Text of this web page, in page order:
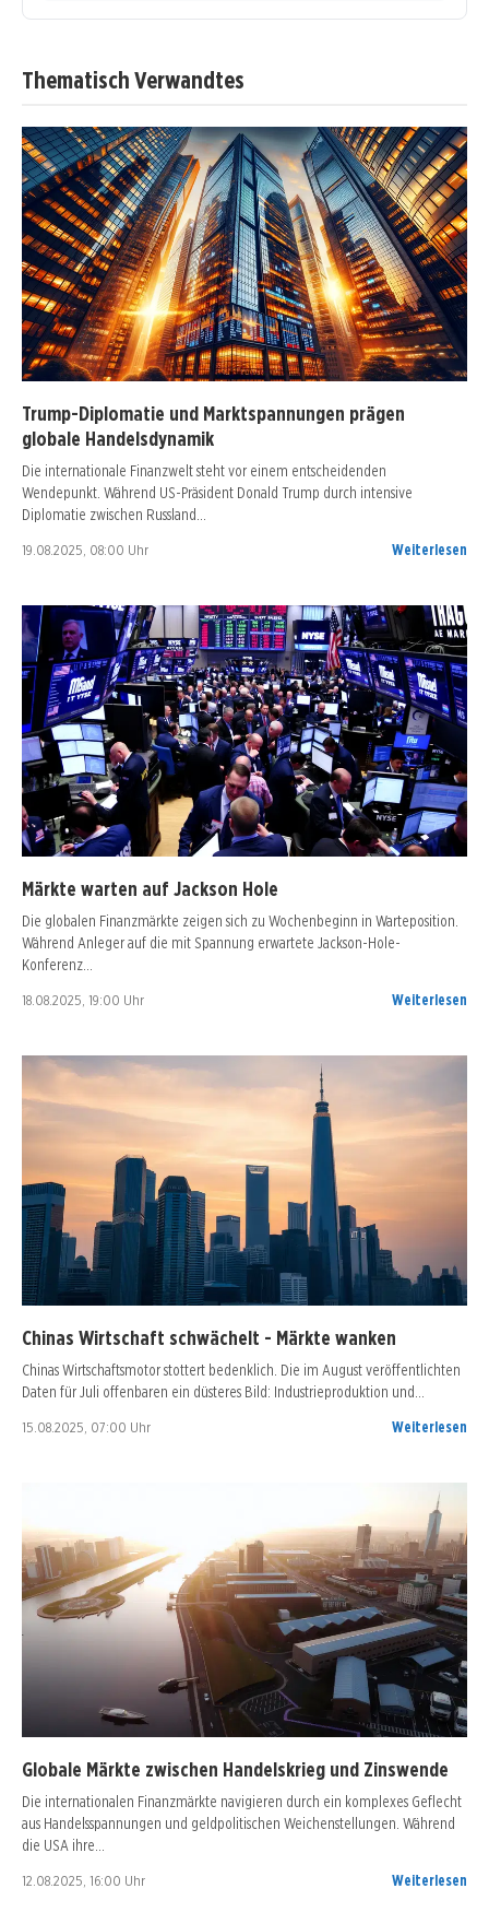
Thematisch Verwandtes
Trump-Diplomatie und Marktspannungen prägen
globale Handelsdynamik
Die internationale Finanzwelt steht vor einem entscheidenden
Wendepunkt. Während US-Präsident Donald Trump durch intensive
Diplomatie zwischen Russland…
19.08.2025, 08:00 Uhr Weiterlesen
Märkte warten auf Jackson Hole
Die globalen Finanzmärkte zeigen sich zu Wochenbeginn in Warteposition.
Während Anleger auf die mit Spannung erwartete Jackson-Hole-
Konferenz…
18.08.2025, 19:00 Uhr Weiterlesen
Chinas Wirtschaft schwächelt - Märkte wanken
Chinas Wirtschaftsmotor stottert bedenklich. Die im August veröffentlichten
Daten für Juli offenbaren ein düsteres Bild: Industrieproduktion und…
15.08.2025, 07:00 Uhr Weiterlesen
Globale Märkte zwischen Handelskrieg und Zinswende
Die internationalen Finanzmärkte navigieren durch ein komplexes Geflecht
aus Handelsspannungen und geldpolitischen Weichenstellungen. Während
die USA ihre…
12.08.2025, 16:00 Uhr Weiterlesen